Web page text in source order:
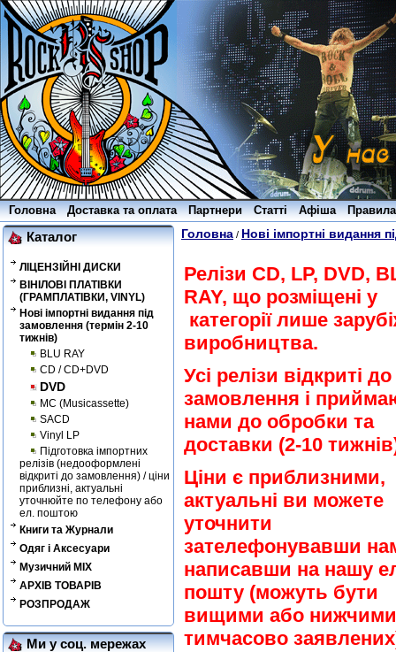
Головна Доставка та оплата Партнери Статті Афіша
Каталог
ЛІЦЕНЗІЙНІ ДИСКИ
ВІНІЛОВІ ПЛАТІВКИ
(ГРАМПЛАТІВКИ, VINYL)
Нові імпортні видання під
замовлення (термін 2-10
тижнів)
BLU RAY
CD / CD+DVD
DVD
MC (Musicassette)
SACD
Vinyl LP
Підготовка імпортних
релізів (недооформлені
відкриті до замовлення) / ціни
приблизні, актуальні
уточнюйте по телефону або
ел. поштою
Книги та Журнали
Одяг і Аксесуари
Музичний MIX
АРХІВ ТОВАРІВ
РОЗПРОДАЖ
Ми у соц. мережах
Головна / Нові імпортні видання
Релізи CD, LP, DVD,
RAY, що розміщені у
категорії лише
виробництва.
Усі релізи відкриті до
замовлення і
нами до обробки та
доставки (2-10
Ціни є приблизними,
актуальні ви можете
уточнити
зателефонувавши
написавши на нашу
пошту (можуть бути
вищими або нижчими
тимчасово